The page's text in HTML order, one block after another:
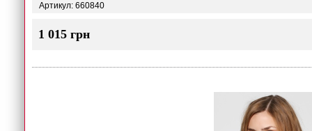
Артикул: 660840
1 015 грн